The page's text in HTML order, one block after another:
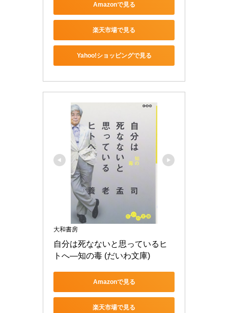
Amazonで見る
楽天市場で見る
Yahoo!ショッピングで見る
大和書房
自分は死なないと思っているヒ
トへ―知の毒 (だいわ文庫)
Amazonで見る
楽天市場で見る